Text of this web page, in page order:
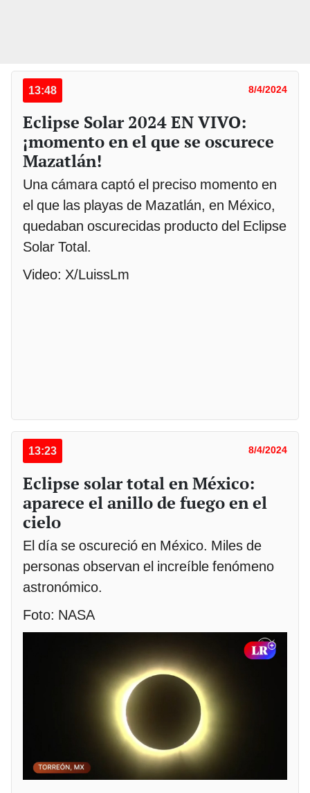
13:48 8/4/2024
Eclipse Solar 2024 EN VIVO:
¡momento en el que se oscurece
Mazatlán!
Una cámara captó el preciso momento en
el que las playas de Mazatlán, en México,
quedaban oscurecidas producto del Eclipse
Solar Total.
Video: X/LuissLm
13:23 8/4/2024
Eclipse solar total en México:
aparece el anillo de fuego en el
cielo
El día se oscureció en México. Miles de
personas observan el increíble fenómeno
astronómico.
Foto: NASA